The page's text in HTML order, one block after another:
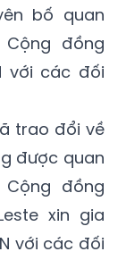
bố quan
đồng
với các đối
trao đổi về
được quan
đồng
xin gia
với các đối